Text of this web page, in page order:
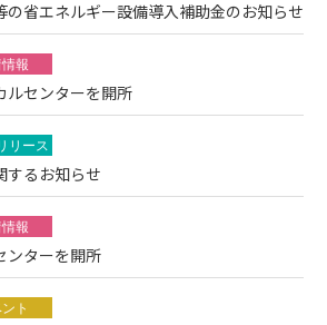
の省エネルギー設備導入補助金のお知らせ
ルセンターを開所
するお知らせ
ンターを開所